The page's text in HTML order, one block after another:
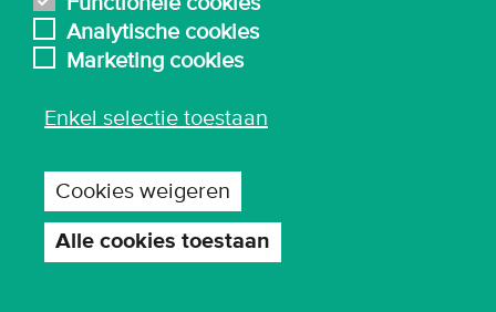
Analytische cookies
Marketing cookies
Enkel selectie toestaan
Cookies weigeren
Alle cookies toestaan
Ayla De Schepper
Verantwoordelijke
onderzoeksdomein Authentiek
Lees meer